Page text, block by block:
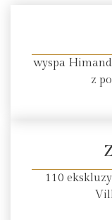
wyspa
z
110